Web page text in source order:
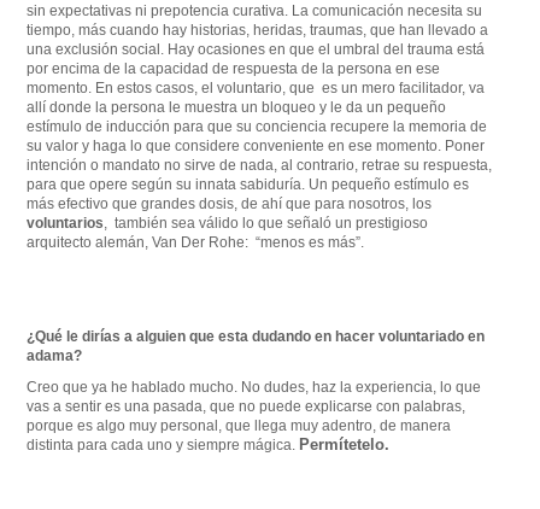
sin expectativas ni prepotencia curativa. La comunicación necesita su
tiempo, más cuando hay historias, heridas, traumas, que han llevado a
una exclusión social. Hay ocasiones en que el umbral del trauma está
por encima de la capacidad de respuesta de la persona en ese
momento. En estos casos, el voluntario, que es un mero facilitador, va
allí donde la persona le muestra un bloqueo y le da un pequeño
estímulo de inducción para que su conciencia recupere la memoria de
su valor y haga lo que considere conveniente en ese momento. Poner
intención o mandato no sirve de nada, al contrario, retrae su respuesta,
para que opere según su innata sabiduría. Un pequeño estímulo es
más efectivo que grandes dosis, de ahí que para nosotros, los
voluntarios
, también sea válido lo que señaló un prestigioso
arquitecto alemán, Van Der Rohe: “menos es más”.
¿Qué le dirías a alguien que esta dudando en hacer voluntariado en
adama?
Creo que ya he hablado mucho. No dudes, haz la experiencia, lo que
vas a sentir es una pasada, que no puede explicarse con palabras,
porque es algo muy personal, que llega muy adentro, de manera
distinta para cada uno y siempre mágica. Permítetelo.